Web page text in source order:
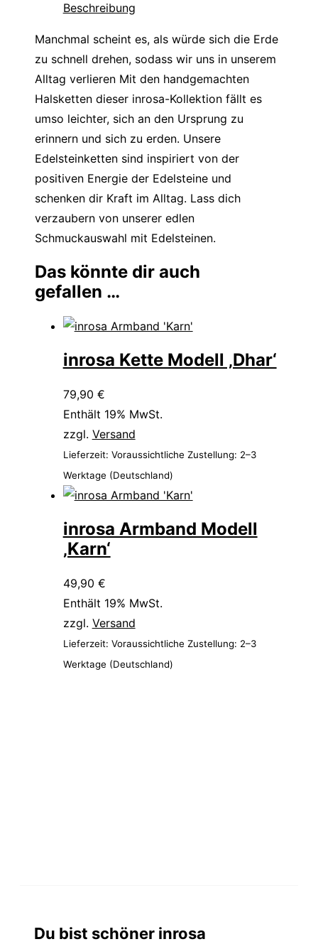
Beschreibung
Manchmal scheint es, als würde sich die Erde
zu schnell drehen, sodass wir uns in unserem
Alltag verlieren Mit den handgemachten
Halsketten dieser inrosa-Kollektion fällt es
umso leichter, sich an den Ursprung zu
erinnern und sich zu erden. Unsere
Edelsteinketten sind inspiriert von der
positiven Energie der Edelsteine und
schenken dir Kraft im Alltag. Lass dich
verzaubern von unserer edlen
Schmuckauswahl mit Edelsteinen.
Das könnte dir auch
gefallen …
inrosa Kette Modell ‚Dhar‘
79,90 €
Enthält 19% MwSt.
zzgl. Versand
Lieferzeit: Voraussichtliche Zustellung: 2–3
Werktage (Deutschland)
inrosa Armband Modell
‚Karn‘
49,90 €
Enthält 19% MwSt.
zzgl. Versand
Lieferzeit: Voraussichtliche Zustellung: 2–3
Werktage (Deutschland)
Du bist schöner inrosa